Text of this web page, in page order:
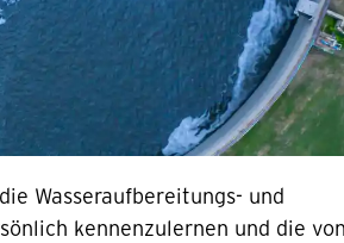
Wasseraufbereitungs- und
kennenzulernen und die